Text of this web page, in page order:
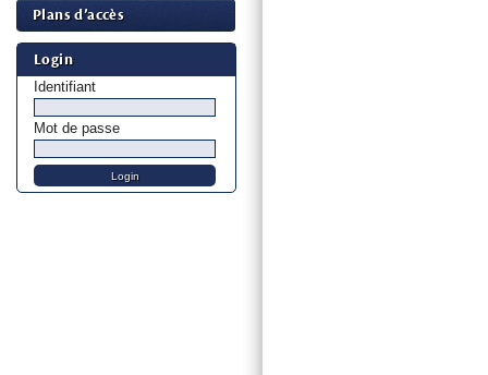
Plans d’accès
Login
Identifiant
Mot de passe